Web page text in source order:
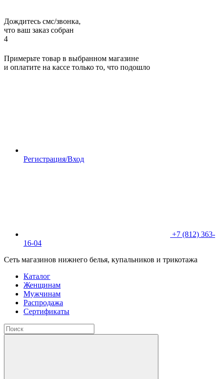
Дождитесь смс/звонка,
что ваш заказ собран
4
Примерьте товар в выбранном магазине
и оплатите на кассе только то, что подошло
Регистрация/Вход
+7 (812) 363-
16-04
Сеть магазинов нижнего белья, купальников и трикотажа
Каталог
Женщинам
Мужчинам
Распродажа
Сертификаты